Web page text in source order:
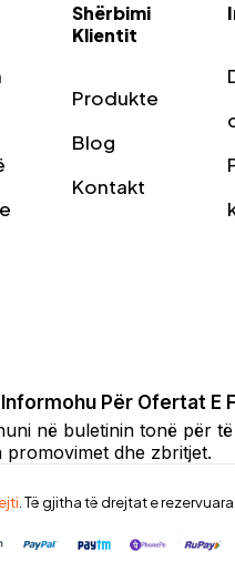
Shërbimi
Klientit
Produkte
Blog
Kontakt
Informohu Për Ofertat E
në buletinin tonë për të
promovimet dhe zbritjet.
. Të gjitha të drejtat e rezervuara.